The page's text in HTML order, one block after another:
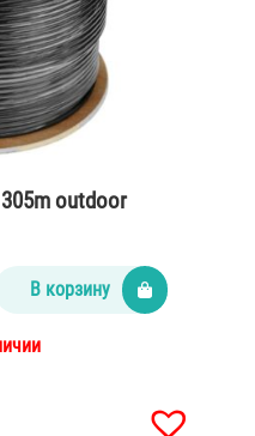
outdoor
В корзину